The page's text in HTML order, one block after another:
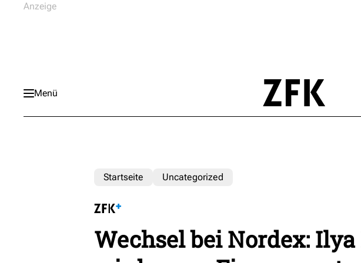
Menü
Startseite Uncategorized
Wechsel bei Nordex: